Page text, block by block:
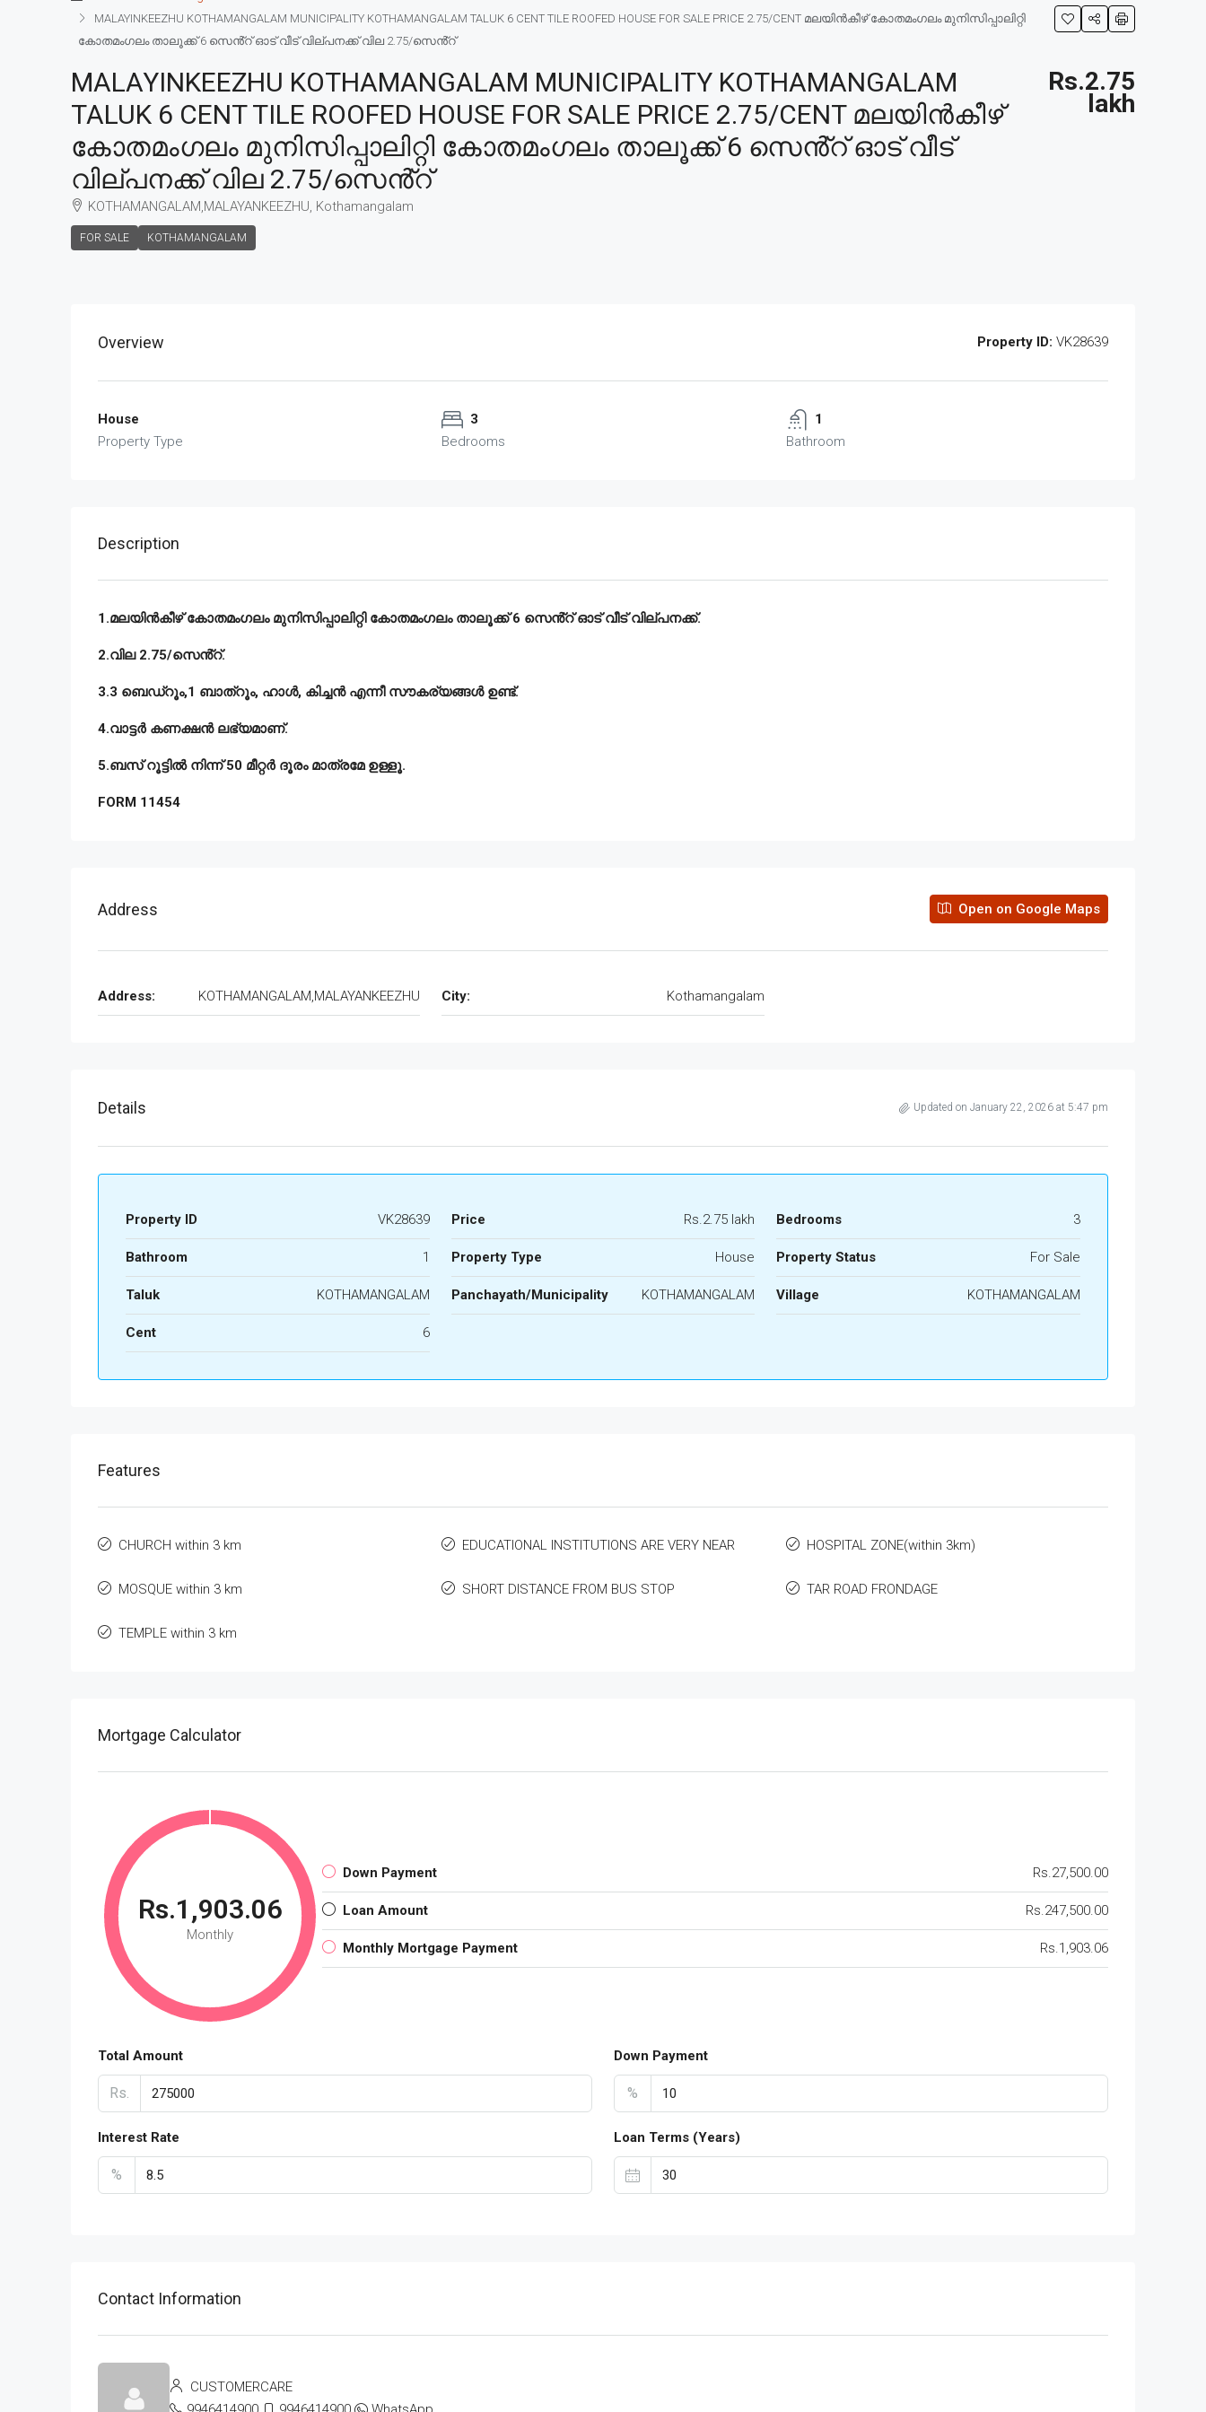
MALAYINKEEZHU KOTHAMANGALAM MUNICIPALITY KOTHAMANGALAM TALUK 6 CENT TILE ROOFED HOUSE FOR SALE PRICE 2.75/CENT മലയിൻകീഴ് കോതമംഗലം മുനിസിപ്പാലിറ്റി
കോതമംഗലം താലൂക്ക് 6 സെൻ്റ് ഓട് വീട് വില്പനക്ക് വില 2.75/സെൻ്റ്
MALAYINKEEZHU KOTHAMANGALAM MUNICIPALITY KOTHAMANGALAM
TALUK 6 CENT TILE ROOFED HOUSE FOR SALE PRICE 2.75/CENT മലയിൻകീഴ്
കോതമംഗലം മുനിസിപ്പാലിറ്റി കോതമംഗലം താലൂക്ക് 6 സെൻ്റ് ഓട് വീട്
വില്പനക്ക് വില 2.75/സെൻ്റ്
KOTHAMANGALAM,MALAYANKEEZHU, Kothamangalam
FOR SALE KOTHAMANGALAM
Rs.2.75
lakh
Overview Property ID: VK28639
House
Property Type
3
Bedrooms
1
Bathroom
Description
1.മലയിൻകീഴ് കോതമംഗലം മുനിസിപ്പാലിറ്റി കോതമംഗലം താലൂക്ക് 6 സെൻ്റ് ഓട് വീട് വില്പനക്ക്.
2.വില 2.75/സെൻ്റ്.
3.3 ബെഡ്റൂം,1 ബാത്റൂം, ഹാൾ, കിച്ചൻ എന്നീ സൗകര്യങ്ങൾ ഉണ്ട്.
4.വാട്ടർ കണക്ഷൻ ലഭ്യമാണ്.
5.ബസ് റൂട്ടിൽ നിന്ന് 50 മീറ്റർ ദൂരം മാത്രമേ ഉള്ളൂ.
FORM 11454
Address Open on Google Maps
Address: KOTHAMANGALAM,MALAYANKEEZHU City: Kothamangalam
Details Updated on January 22, 2026 at 5:47 pm
Property ID VK28639 Price Rs.2.75 lakh Bedrooms 3
Bathroom 1 Property Type House Property Status For Sale
Taluk KOTHAMANGALAM Panchayath/Municipality KOTHAMANGALAM Village KOTHAMANGALAM
Cent 6
Features
CHURCH within 3 km EDUCATIONAL INSTITUTIONS ARE VERY NEAR HOSPITAL ZONE(within 3km)
MOSQUE within 3 km SHORT DISTANCE FROM BUS STOP TAR ROAD FRONDAGE
TEMPLE within 3 km
Mortgage Calculator
Rs.1,903.06
Monthly
Down Payment Rs.27,500.00
Loan Amount Rs.247,500.00
Monthly Mortgage Payment Rs.1,903.06
Total Amount
Rs.
Down Payment
%
Interest Rate
%
Loan Terms (Years)
Contact Information
CUSTOMERCARE